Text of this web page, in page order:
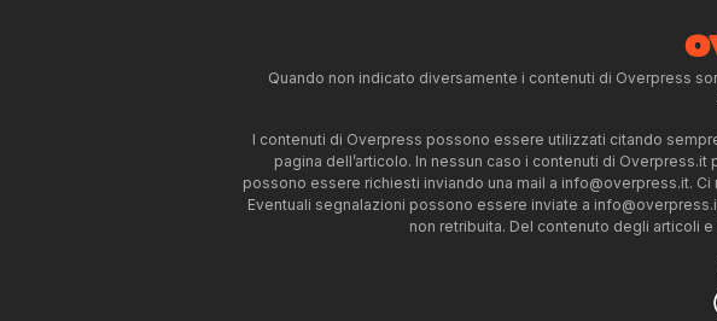
Quando non indicato diversamente i contenuti di Overpress
I contenuti di Overpress possono essere utilizzati citando
pagina dell’articolo. In nessun caso i contenuti di
possono essere richiesti inviando una mail a info@overpress.it.
Eventuali segnalazioni possono essere inviate a
non retribuita. Del contenuto degli articoli